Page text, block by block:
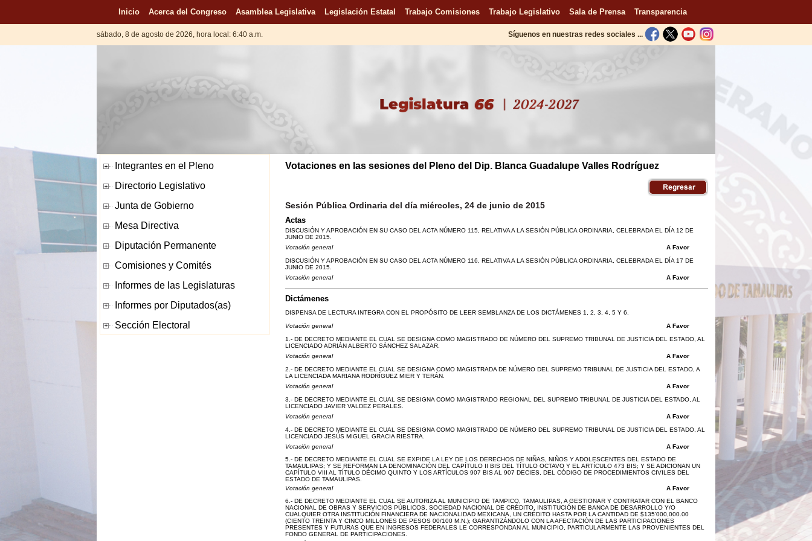
Inicio Acerca del Congreso Asamblea Legislativa Legislación Estatal Trabajo Comisiones Trabajo Legislativo Sala de Prensa Transparencia
sábado, 8 de agosto de 2026, hora local: 6:40 a.m. Síguenos en nuestras redes sociales ...
Votaciones en las sesiones del Pleno del Dip. Blanca Guadalupe Valles Rodríguez
Sesión Pública Ordinaria del día miércoles, 24 de junio de 2015
Actas
DISCUSIÓN Y APROBACIÓN EN SU CASO DEL ACTA NÚMERO 115, RELATIVA A LA SESIÓN PÚBLICA ORDINARIA, CELEBRADA EL DÍA 12 DE
JUNIO DE 2015.
Votación general
A Favor
DISCUSIÓN Y APROBACIÓN EN SU CASO DEL ACTA NÚMERO 116, RELATIVA A LA SESIÓN PÚBLICA ORDINARIA, CELEBRADA EL DÍA 17 DE
JUNIO DE 2015.
Votación general
A Favor
Dictámenes
DISPENSA DE LECTURA INTEGRA CON EL PROPÓSITO DE LEER SEMBLANZA DE LOS DICTÁMENES 1, 2, 3, 4, 5 Y 6.
Votación general
A Favor
1.- DE DECRETO MEDIANTE EL CUAL SE DESIGNA COMO MAGISTRADO DE NÚMERO DEL SUPREMO TRIBUNAL DE JUSTICIA DEL ESTADO, AL
LICENCIADO ADRIÁN ALBERTO SÁNCHEZ SALAZAR.
Votación general
A Favor
2.- DE DECRETO MEDIANTE EL CUAL SE DESIGNA COMO MAGISTRADA DE NÚMERO DEL SUPREMO TRIBUNAL DE JUSTICIA DEL ESTADO, A
LA LICENCIADA MARIANA RODRÍGUEZ MIER Y TERÁN.
Votación general
A Favor
3.- DE DECRETO MEDIANTE EL CUAL SE DESIGNA COMO MAGISTRADO REGIONAL DEL SUPREMO TRIBUNAL DE JUSTICIA DEL ESTADO, AL
LICENCIADO JAVIER VALDEZ PERALES.
Votación general
A Favor
4.- DE DECRETO MEDIANTE EL CUAL SE DESIGNA COMO MAGISTRADO DE NÚMERO DEL SUPREMO TRIBUNAL DE JUSTICIA DEL ESTADO, AL
LICENCIADO JESÚS MIGUEL GRACIA RIESTRA.
Votación general
A Favor
5.- DE DECRETO MEDIANTE EL CUAL SE EXPIDE LA LEY DE LOS DERECHOS DE NIÑAS, NIÑOS Y ADOLESCENTES DEL ESTADO DE
TAMAULIPAS; Y SE REFORMAN LA DENOMINACIÓN DEL CAPÍTULO II BIS DEL TÍTULO OCTAVO Y EL ARTÍCULO 473 BIS; Y SE ADICIONAN UN
CAPÍTULO VIII AL TÍTULO DÉCIMO QUINTO Y LOS ARTÍCULOS 907 BIS AL 907 DECIES, DEL CÓDIGO DE PROCEDIMIENTOS CIVILES DEL
ESTADO DE TAMAULIPAS.
Votación general
A Favor
6.- DE DECRETO MEDIANTE EL CUAL SE AUTORIZA AL MUNICIPIO DE TAMPICO, TAMAULIPAS, A GESTIONAR Y CONTRATAR CON EL BANCO
NACIONAL DE OBRAS Y SERVICIOS PÚBLICOS, SOCIEDAD NACIONAL DE CRÉDITO, INSTITUCIÓN DE BANCA DE DESARROLLO Y/O
CUALQUIER OTRA INSTITUCIÓN FINANCIERA DE NACIONALIDAD MEXICANA, UN CRÉDITO HASTA POR LA CANTIDAD DE $135'000,000.00
(CIENTO TREINTA Y CINCO MILLONES DE PESOS 00/100 M.N.); GARANTIZÁNDOLO CON LA AFECTACIÓN DE LAS PARTICIPACIONES
PRESENTES Y FUTURAS QUE EN INGRESOS FEDERALES LE CORRESPONDAN AL MUNICIPIO, PARTICULARMENTE LAS PROVENIENTES DEL
FONDO GENERAL DE PARTICIPACIONES.